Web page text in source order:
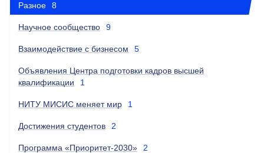
Разное 8
Научное сообщество 9
Взаимодействие с бизнесом 5
Объявления Центра подготовки кадров высшей
квалификации
1
НИТУ МИСИС меняет мир 1
Достижения студентов 2
Программа «Приоритет-2030» 2